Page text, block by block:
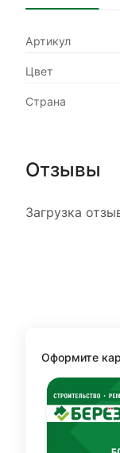
Артикул
Цвет
Страна
Отзывы
Загрузка
Оформите